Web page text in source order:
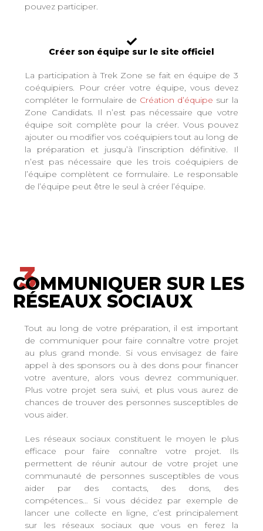
pouvez participer.
Créer son équipe sur le site officiel
La participation à Trek Zone se fait en équipe de 3
coéquipiers. Pour créer votre équipe, vous devez
compléter le formulaire de Création d’équipe sur la
Zone Candidats. Il n’est pas nécessaire que votre
équipe soit complète pour la créer. Vous pouvez
ajouter ou modifier vos coéquipiers tout au long de
la préparation et jusqu’à l’inscription définitive. Il
n’est pas nécessaire que les trois coéquipiers de
l’équipe complètent ce formulaire. Le responsable
de l’équipe peut être le seul à créer l’équipe.
3
COMMUNIQUER SUR LES
RÉSEAUX SOCIAUX
Tout au long de votre préparation, il est important
de communiquer pour faire connaître votre projet
au plus grand monde. Si vous envisagez de faire
appel à des sponsors ou à des dons pour financer
votre aventure, alors vous devrez communiquer.
Plus votre projet sera suivi, et plus vous aurez de
chances de trouver des personnes susceptibles de
vous aider.
Les réseaux sociaux constituent le moyen le plus
efficace pour faire connaître votre projet. Ils
permettent de réunir autour de votre projet une
communauté de personnes susceptibles de vous
aider par des contacts, des dons, des
compétences… Si vous décidez par exemple de
lancer une collecte en ligne, c’est principalement
sur les réseaux sociaux que vous en ferez la